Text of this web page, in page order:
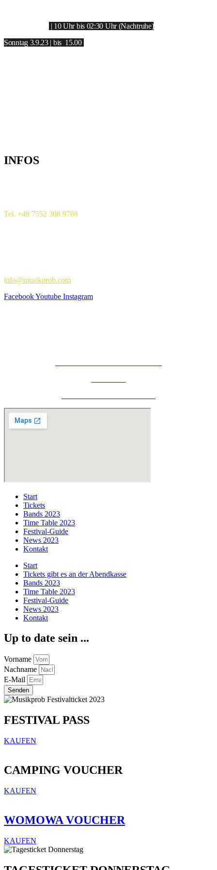
| 10 Uhr bis 02:30 Uhr (Nachtruhe)
Sonntag 3.9.23 | bis 15.00
INFOS
Tel. +49 7552 308 9708
info@musikprob.com
FacebookYoutube Instagram
Start
Tickets
Bands 2023
Time Table 2023
Festival-Guide
News 2023
Kontakt
Start
Tickets gibt es an der Abendkasse
Bands 2023
Time Table 2023
Festival-Guide
News 2023
Kontakt
Up to date sein ...
Vorname
Nachname
E-Mail
Senden
FESTIVAL PASS
KAUFEN
CAMPING VOUCHER
KAUFEN
WOMOWA VOUCHER
KAUFEN